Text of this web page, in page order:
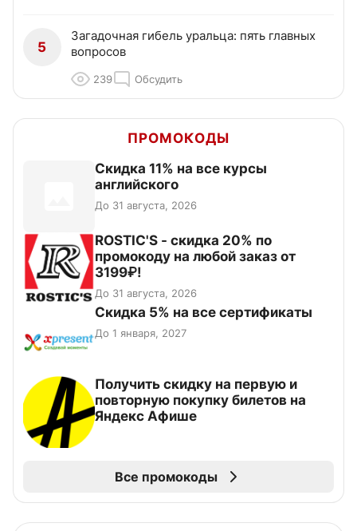
5
Загадочная гибель уральца: пять главных
вопросов
239 Обсудить
ПРОМОКОДЫ
Скидка 11% на все курсы
английского
До 31 августа, 2026
ROSTIC'S - скидка 20% по
промокоду на любой заказ от
3199₽!
До 31 августа, 2026
Скидка 5% на все сертификаты
До 1 января, 2027
Получить скидку на первую и
повторную покупку билетов на
Яндекс Афише
Все промокоды